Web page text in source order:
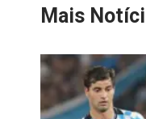
Mais